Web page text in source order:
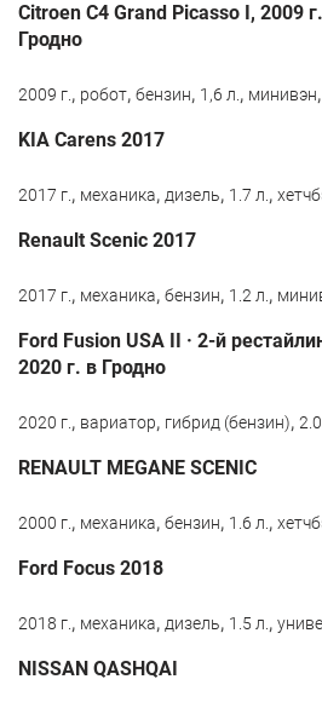
Citroen C4 Grand Picasso I, 2009
Гродно
2009 г., робот, бензин, 1,6 л., минивэн,
KIA Carens 2017
2017 г., механика, дизель, 1.7 л.,
Renault Scenic 2017
2017 г., механика, бензин, 1.2 л.,
Ford Fusion USA II · 2-й
2020 г. в Гродно
2020 г., вариатор, гибрид (бензин),
RENAULT MEGANE SCENIC
2000 г., механика, бензин, 1.6 л.,
Ford Focus 2018
2018 г., механика, дизель, 1.5 л.,
NISSAN QASHQAI